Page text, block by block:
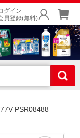
グイン
員登録(無料)
PSR08488